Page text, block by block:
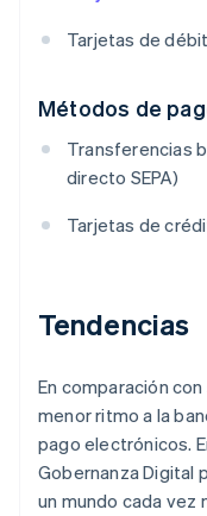
Tarjetas de
Métodos de
Transferencias
directo SEPA)
Tarjetas de
Tendencias
En comparación
menor ritmo a la
pago electrónicos.
Gobernanza Digital
un mundo cada vez